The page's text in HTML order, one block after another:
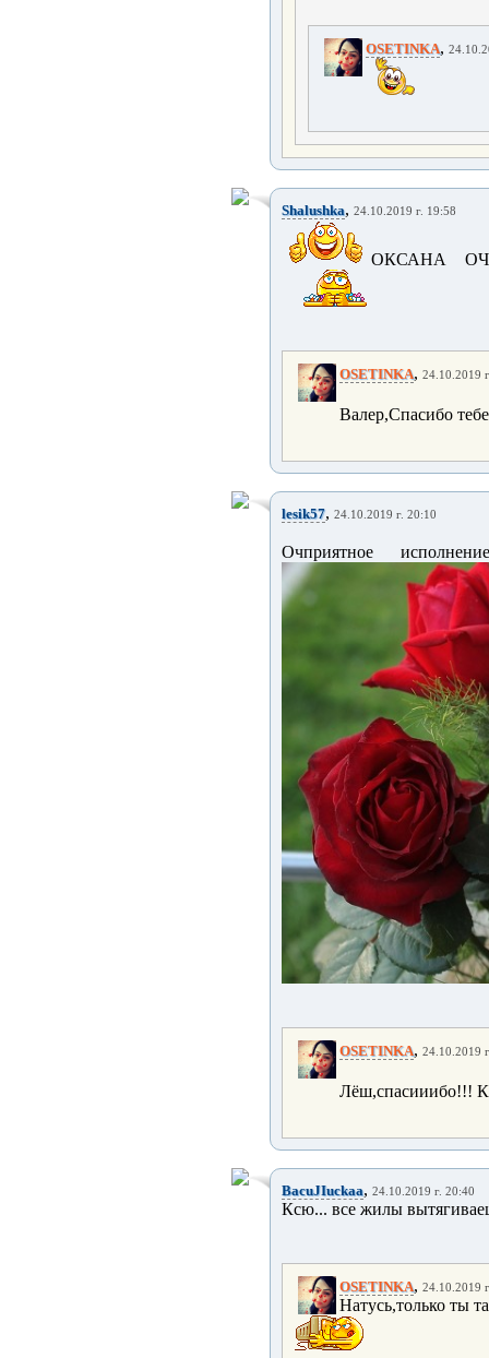
OSETINKA,
Shalushka, 24.10.2019 г. 19:58
ОКСАНА
OSETINKA, 24.10.2019
Валер,Спасибо
lesik57, 24.10.2019 г. 20:10
Очприятное
OSETINKA, 24.10.2019
Лёш,спасииибо!!!
BacuJIuckaa, 24.10.2019 г. 20:40
Ксю... все жилы
OSETINKA, 24.10.2019
Натусь,только ты